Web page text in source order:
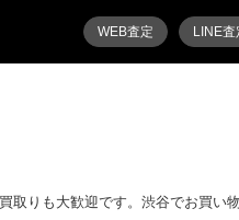
WEB査定 LINE査
取りも大歓迎です。渋谷でお買い